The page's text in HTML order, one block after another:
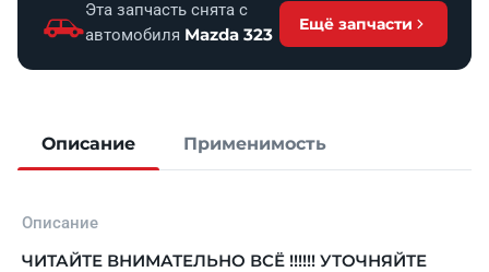
Эта запчасть снята с
автомобиля Mazda 323
Ещё запчасти
Описание Применимость
Описание
ЧИТАЙТЕ ВНИМАТЕЛЬНО ВСЁ !!!!!! УТОЧНЯЙТЕ